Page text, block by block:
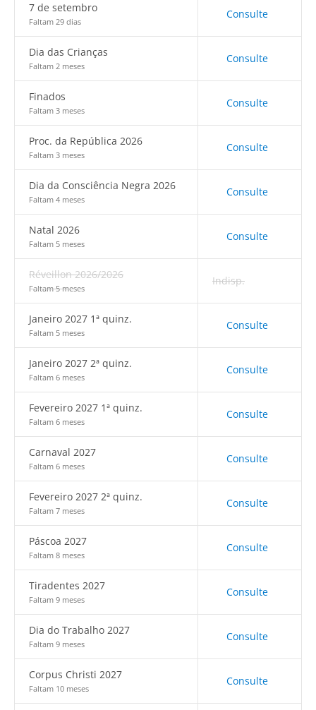
7 de setembro
Faltam 29 dias
Consulte
Dia das Crianças
Faltam 2 meses
Consulte
Finados
Faltam 3 meses
Consulte
Proc. da República 2026
Faltam 3 meses
Consulte
Dia da Consciência Negra 2026
Faltam 4 meses
Consulte
Natal 2026
Faltam 5 meses
Consulte
Réveillon 2026/2026
Faltam 5 meses
Indisp.
Janeiro 2027 1ª quinz.
Faltam 5 meses
Consulte
Janeiro 2027 2ª quinz.
Faltam 6 meses
Consulte
Fevereiro 2027 1ª quinz.
Faltam 6 meses
Consulte
Carnaval 2027
Faltam 6 meses
Consulte
Fevereiro 2027 2ª quinz.
Faltam 7 meses
Consulte
Páscoa 2027
Faltam 8 meses
Consulte
Tiradentes 2027
Faltam 9 meses
Consulte
Dia do Trabalho 2027
Faltam 9 meses
Consulte
Corpus Christi 2027
Faltam 10 meses
Consulte